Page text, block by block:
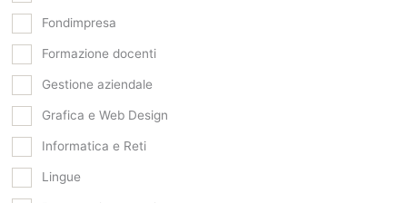
Fondimpresa
Formazione docenti
Gestione aziendale
Grafica e Web Design
Informatica e Reti
Lingue